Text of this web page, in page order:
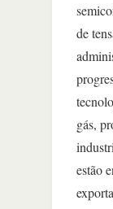
de
gás,
estão